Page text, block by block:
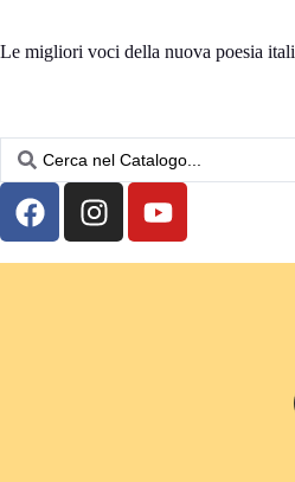
Le migliori voci della nuova poesia